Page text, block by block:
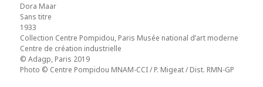
Dora Maar
Sans titre
1933
Collection Centre Pompidou, Paris Musée national d’art moderne
Centre de création industrielle
© Adagp, Paris 2019
Photo © Centre Pompidou MNAM-CCI / P. Migeat / Dist. RMN-GP